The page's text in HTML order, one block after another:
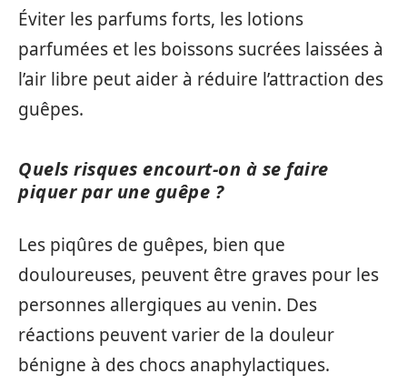
Éviter les parfums forts, les lotions
parfumées et les boissons sucrées laissées à
l’air libre peut aider à réduire l’attraction des
guêpes.
Quels risques encourt-on à se faire
piquer par une guêpe ?
Les piqûres de guêpes, bien que
douloureuses, peuvent être graves pour les
personnes allergiques au venin. Des
réactions peuvent varier de la douleur
bénigne à des chocs anaphylactiques.